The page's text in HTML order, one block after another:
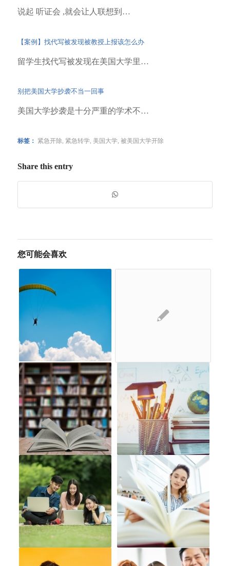
说起 听证会 ,就会让人联想到…
【案例】找代写被发现被教授上报该怎么办
留学生找代写被发现在美国大学里…
别把美国大学抄袭不当一回事
美国大学抄袭是十分严重的学术不…
标签： 紧急开除, 紧急转学, 美国大学, 被美国大学开除
Share this entry
您可能会喜欢